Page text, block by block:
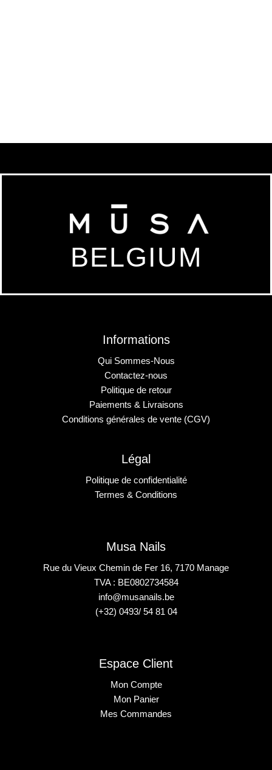
BELGIUM
Informations
Qui Sommes-Nous
Contactez-nous
Politique de retour
Paiements & Livraisons
Conditions générales de vente (CGV)
Légal
Politique de confidentialité
Termes & Conditions
Musa Nails
Rue du Vieux Chemin de Fer 16, 7170 Manage
TVA : BE0802734584
info@musanails.be
(+32) 0493/ 54 81 04
Espace Client
Mon Compte
Mon Panier
Mes Commandes